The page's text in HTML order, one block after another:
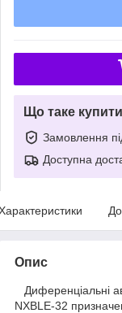
Що таке
Замовлення
Доступна
Опис
Диференціальні
NXBLE-32